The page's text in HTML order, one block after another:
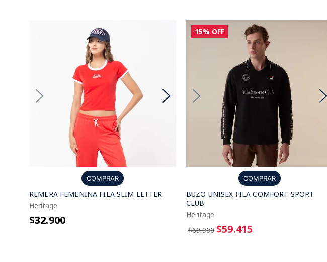
COMPRAR
REMERA FEMENINA FILA SLIM LETTER
Heritage
$32.900
15% OFF
COMPRAR
BUZO UNISEX FILA COMFORT SPORT
CLUB
Heritage
$69.900 $59.415